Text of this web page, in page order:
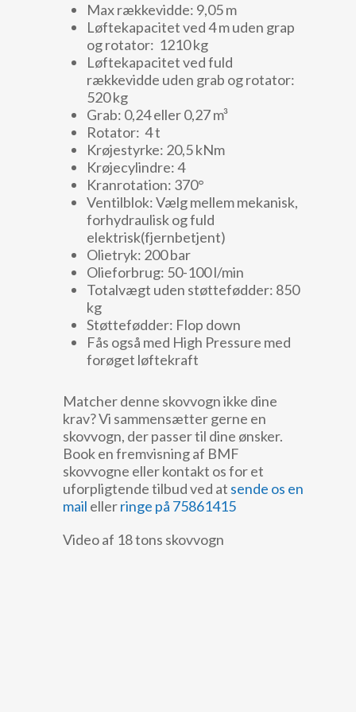
Max rækkevidde: 9,05 m
Løftekapacitet ved 4 m uden grap
og rotator: 1210 kg
Løftekapacitet ved fuld
rækkevidde uden grab og rotator:
520 kg
Grab: 0,24 eller 0,27 m³
Rotator: 4 t
Krøjestyrke: 20,5 kNm
Krøjecylindre: 4
Kranrotation: 370°
Ventilblok: Vælg mellem mekanisk,
forhydraulisk og fuld
elektrisk(fjernbetjent)
Olietryk: 200 bar
Olieforbrug: 50-100 l/min
Totalvægt uden støttefødder: 850
kg
Støttefødder: Flop down
Fås også med High Pressure med
forøget løftekraft
Matcher denne skovvogn ikke dine
krav? Vi sammensætter gerne en
skovvogn, der passer til dine ønsker.
Book en fremvisning af BMF
skovvogne eller kontakt os for et
uforpligtende tilbud ved at sende os en
mail ellerringe på 75861415
Video af 18 tons skovvogn